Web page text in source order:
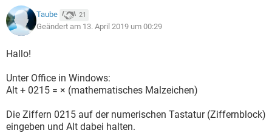
Taube 21
Geändert am 13. April 2019 um 00:29
Hallo!
Unter Office in Windows:
Alt + 0215 = × (mathematisches Malzeichen)
Die Ziffern 0215 auf der numerischen Tastatur (Ziffernblock)
eingeben und Alt dabei halten.